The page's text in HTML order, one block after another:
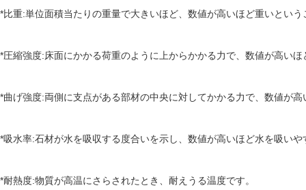
*比重:単位面積当たりの重量で大きいほど、数値が高いほど重いという
*圧縮強度:床面にかかる荷重のように上からかかる力で、数値が高い
*曲げ強度:両側に支点がある部材の中央に対してかかる力で、数値が
*吸水率:石材が水を吸収する度合いを示し、数値が高いほど水を吸い
*耐熱度:物質が高温にさらされたとき、耐えうる温度です。